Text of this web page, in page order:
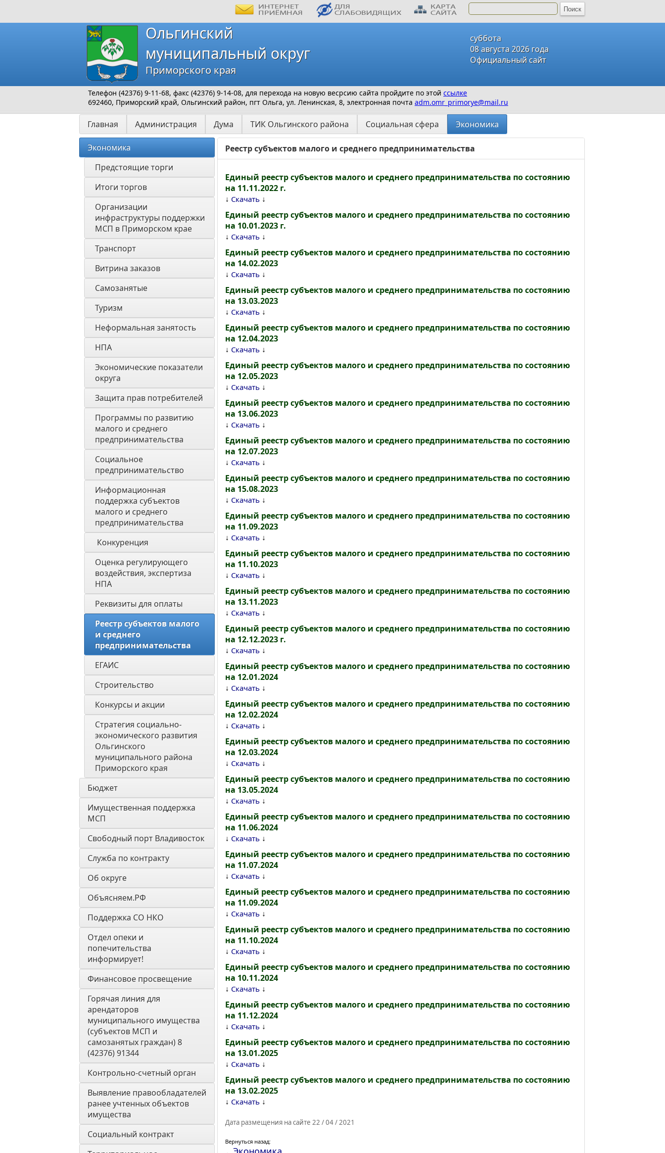
суббота
08 августа 2026 года
Официальный сайт
Ольгинский
муниципальный округ
Приморского края
Телефон (42376) 9-11-68, факс (42376) 9-14-08, для перехода на новую весрсию сайта пройдите по этой ссылке
692460, Приморский край, Ольгинский район, пгт Ольга, ул. Ленинская, 8, электронная почта adm.omr_primorye@mail.ru
Главная Администрация Дума ТИК Ольгинского района Социальная сфера Экономика
Экономика
Предстоящие торги
Итоги торгов
Организации
инфраструктуры поддержки
МСП в Приморском крае
Транспорт
Витрина заказов
Самозанятые
Туризм
Неформальная занятость
НПА
Экономические показатели
округа
Защита прав потребителей
Программы по развитию
малого и среднего
предпринимательства
Социальное
предпринимательство
Информационная
поддержка субъектов
малого и среднего
предпринимательства
Конкуренция
Оценка регулирующего
воздействия, экспертиза
НПА
Реквизиты для оплаты
Реестр субъектов малого
и среднего
предпринимательства
ЕГАИС
Строительство
Конкурсы и акции
Стратегия социально-
экономического развития
Ольгинского
муниципального района
Приморского края
Бюджет
Имущественная поддержка
МСП
Свободный порт Владивосток
Служба по контракту
Об округе
Объясняем.РФ
Поддержка СО НКО
Отдел опеки и
попечительства
информирует!
Финансовое просвещение
Горячая линия для
арендаторов
муниципального имущества
(субъектов МСП и
самозанятых граждан) 8
(42376) 91344
Контрольно-счетный орган
Выявление правообладателей
ранее учтенных объектов
имущества
Социальный контракт
Реестр субъектов малого и среднего предпринимательства
Единый реестр субъектов малого и среднего предпринимательства по состоянию
на 11.11.2022 г.
↓ Скачать ↓
Единый реестр субъектов малого и среднего предпринимательства по состоянию
на 10.01.2023 г.
↓ Скачать ↓
Единый реестр субъектов малого и среднего предпринимательства по состоянию
на 14.02.2023
↓ Скачать ↓
Единый реестр субъектов малого и среднего предпринимательства по состоянию
на 13.03.2023
↓ Скачать ↓
Единый реестр субъектов малого и среднего предпринимательства по состоянию
на 12.04.2023
↓ Скачать ↓
Единый реестр субъектов малого и среднего предпринимательства по состоянию
на 12.05.2023
↓ Скачать ↓
Единый реестр субъектов малого и среднего предпринимательства по состоянию
на 13.06.2023
↓ Скачать ↓
Единый реестр субъектов малого и среднего предпринимательства по состоянию
на 12.07.2023
↓ Скачать ↓
Единый реестр субъектов малого и среднего предпринимательства по состоянию
на 15.08.2023
↓ Скачать ↓
Единый реестр субъектов малого и среднего предпринимательства по состоянию
на 11.09.2023
↓ Скачать ↓
Единый реестр субъектов малого и среднего предпринимательства по состоянию
на 11.10.2023
↓ Скачать ↓
Единый реестр субъектов малого и среднего предпринимательства по состоянию
на 13.11.2023
↓ Скачать ↓
Единый реестр субъектов малого и среднего предпринимательства по состоянию
на 12.12.2023 г.
↓ Скачать ↓
Единый реестр субъектов малого и среднего предпринимательства по состоянию
на 12.01.2024
↓ Скачать ↓
Единый реестр субъектов малого и среднего предпринимательства по состоянию
на 12.02.2024
↓ Скачать ↓
Единый реестр субъектов малого и среднего предпринимательства по состоянию
на 12.03.2024
↓ Скачать ↓
Единый реестр субъектов малого и среднего предпринимательства по состоянию
на 13.05.2024
↓ Скачать ↓
Единый реестр субъектов малого и среднего предпринимательства по состоянию
на 11.06.2024
↓ Скачать ↓
Единый реестр субъектов малого и среднего предпринимательства по состоянию
на 11.07.2024
↓ Скачать ↓
Единый реестр субъектов малого и среднего предпринимательства по состоянию
на 11.09.2024
↓ Скачать ↓
Единый реестр субъектов малого и среднего предпринимательства по состоянию
на 11.10.2024
↓ Скачать ↓
Единый реестр субъектов малого и среднего предпринимательства по состоянию
на 10.11.2024
↓ Скачать ↓
Единый реестр субъектов малого и среднего предпринимательства по состоянию
на 11.12.2024
↓ Скачать ↓
Единый реестр субъектов малого и среднего предпринимательства по состоянию
на 13.01.2025
↓ Скачать ↓
Единый реестр субъектов малого и среднего предпринимательства по состоянию
на 13.02.2025
↓ Скачать ↓
Дата размещения на сайте 22 / 04 / 2021
Вернуться назад: